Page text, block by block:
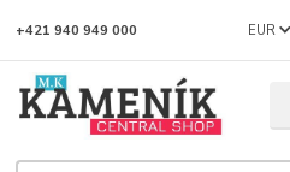
EUR
+421 940 949 000